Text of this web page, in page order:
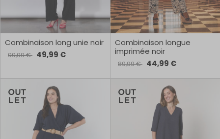
Combinaison long unie noir
99,99 € 49,99 €
Combinaison longue
imprimée noir
89,99 € 44,99 €